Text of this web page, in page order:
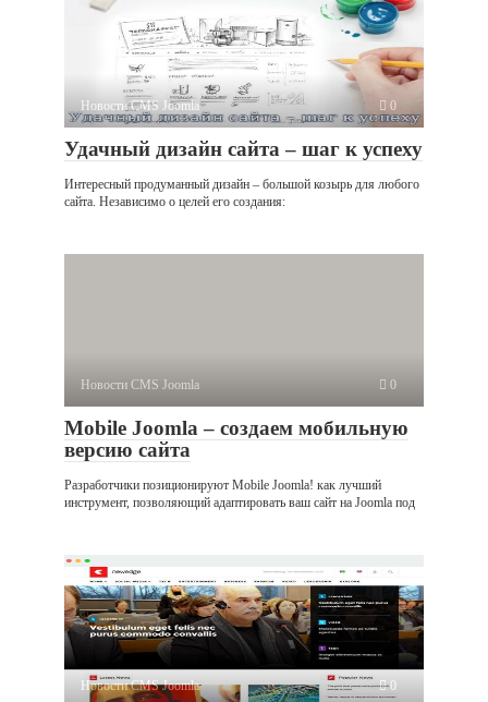
Новости CMS Joomla 0
Удачный дизайн сайта – шаг к успеху
Интересный продуманный дизайн – большой козырь для любого
сайта. Независимо о целей его создания:
Новости CMS Joomla 0
Mobile Joomla – создаем мобильную
версию сайта
Разработчики позиционируют Mobile Joomla! как лучший
инструмент, позволяющий адаптировать ваш сайт на Joomla под
Новости CMS Joomla 0